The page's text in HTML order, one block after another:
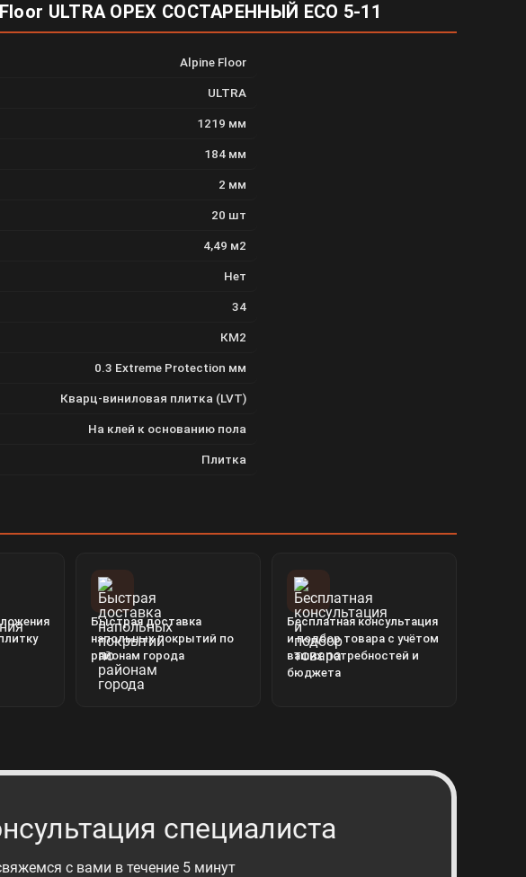
ULTRA ОРЕХ СОСТАРЕННЫЙ ECO 5-11
Alpine Floor
ULTRA
1219 мм
184 мм
2 мм
20 шт
4,49 м2
Нет
34
КМ2
0.3 Extreme Protection мм
Кварц-виниловая плитка (LVT)
На клей к основанию пола
Плитка
Быстрая доставка
напольных покрытий по
районам города
Бесплатная консультация
и подбор товара с учётом
ваших потребностей и
бюджета
специалиста
с вами в течение 5 минут